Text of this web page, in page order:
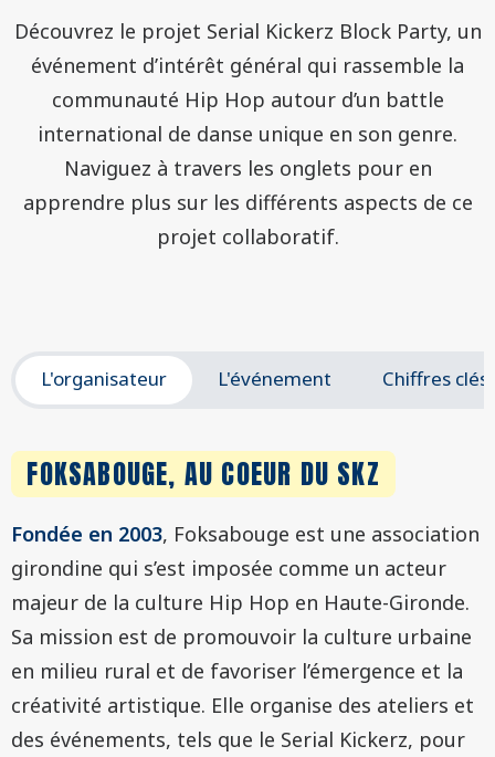
Découvrez le projet Serial Kickerz Block Party, un
événement d’intérêt général qui rassemble la
communauté Hip Hop autour d’un battle
international de danse unique en son genre.
Naviguez à travers les onglets pour en
apprendre plus sur les différents aspects de ce
projet collaboratif.
L'organisateur L'événement Chiffres clés
FOKSABOUGE, AU COEUR DU SKZ
Fondée en 2003, Foksabouge est une association
girondine qui s’est imposée comme un acteur
majeur de la culture Hip Hop en Haute-Gironde.
Sa mission est de promouvoir la culture urbaine
en milieu rural et de favoriser l’émergence et la
créativité artistique. Elle organise des ateliers et
des événements, tels que le Serial Kickerz, pour